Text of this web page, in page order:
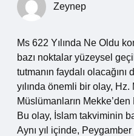
Zeynep
Ms 622 Yılında Ne Oldu
bazı noktalar yüzeysel
tutmanın faydalı
yılında önemli bir olay, Hz.
Müslümanların
Bu olay, İslam takviminin
Aynı yıl içinde,